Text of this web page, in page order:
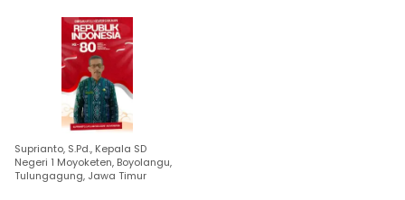
Suprianto, S.Pd., Kepala SD
Negeri 1 Moyoketen, Boyolangu,
Tulungagung, Jawa Timur